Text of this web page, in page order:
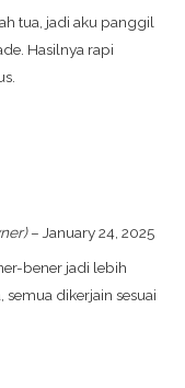
tua, jadi aku panggil
Hasilnya rapi
– January 24, 2025
bener jadi lebih
dikerjain sesuai